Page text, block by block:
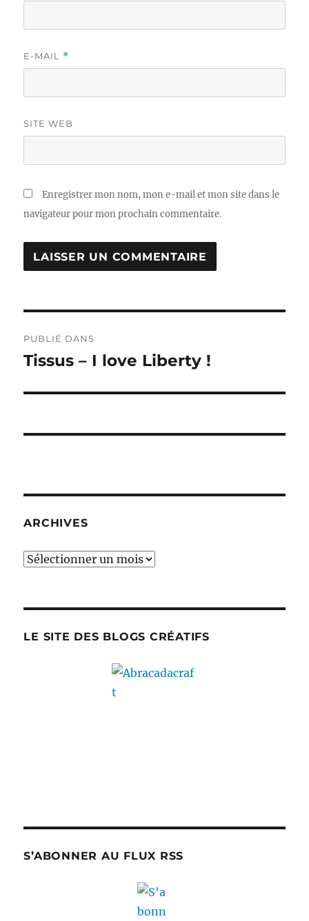
E-MAIL *
SITE WEB
Enregistrer mon nom, mon e-mail et mon site dans le
navigateur pour mon prochain commentaire.
de
PUBLIÉ DANS
Tissus – I love Liberty !
ARCHIVES
Archives
LE SITE DES BLOGS CRÉATIFS
S’ABONNER AU FLUX RSS